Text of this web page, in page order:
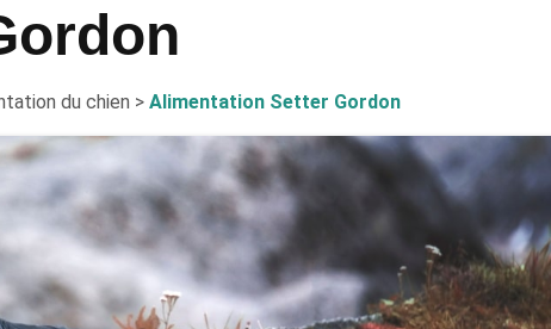
du chien > Alimentation Setter Gordon